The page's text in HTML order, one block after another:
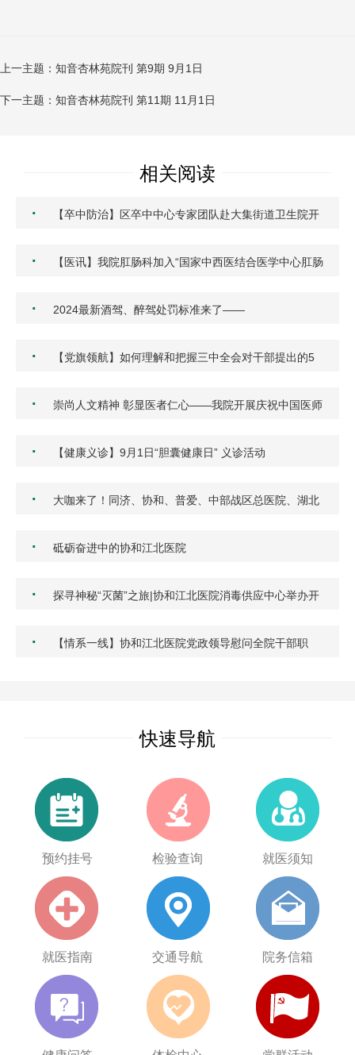
上一主题：知音杏林苑院刊 第9期 9月1日
下一主题：知音杏林苑院刊 第11期 11月1日
相关阅读
·
【卒中防治】区卒中中心专家团队赴大集街道卫生院开
·
【医讯】我院肛肠科加入“国家中西医结合医学中心肛肠
· 2024最新酒驾、醉驾处罚标准来了——
·
【党旗领航】如何理解和把握三中全会对干部提出的5
·
崇尚人文精神 彰显医者仁心——我院开展庆祝中国医师
· 【健康义诊】9月1日“胆囊健康日” 义诊活动
·
大咖来了！同济、协和、普爱、中部战区总医院、湖北
· 砥砺奋进中的协和江北医院
·
探寻神秘“灭菌”之旅|协和江北医院消毒供应中心举办开
·
【情系一线】协和江北医院党政领导慰问全院干部职
快速导航
预约挂号 检验查询 就医须知
就医指南 交通导航 院务信箱